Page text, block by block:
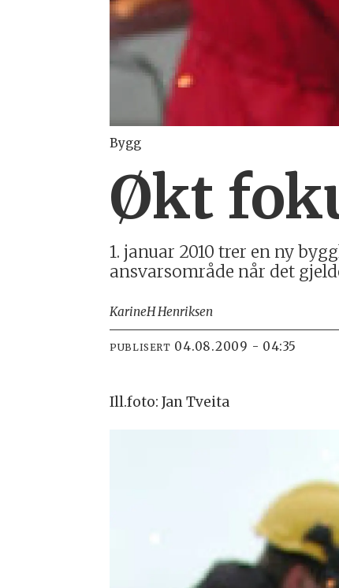
Bygg
Økt
1. januar 2010 trer en ny
ansvarsområde når det
KarineH Henriksen
PUBLISERT 04.08.2009 - 04:35
Ill.foto: Jan Tveita